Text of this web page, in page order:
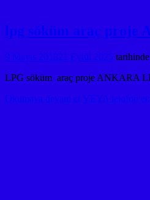
lpg söküm araç proje
9 Mayıs 201821 Eylül 2025
LPG söküm araç proje ANKARA
Okumaya devam et VEYA telofon